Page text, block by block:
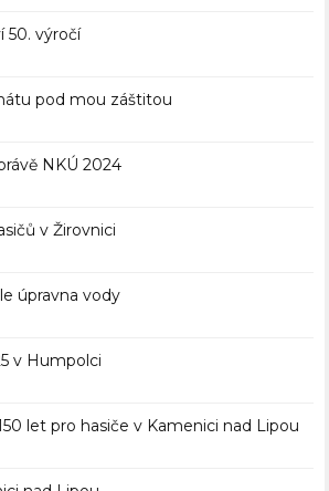
50. výročí
pod mou záštitou
NKÚ 2024
v Žirovnici
úpravna vody
v Humpolci
let pro hasiče v Kamenici nad Lipou